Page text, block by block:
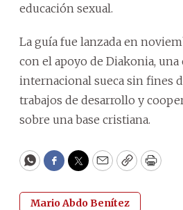
educación sexual.
La guía fue lanzada en
con el apoyo de Diakonia,
internacional sueca sin fines
trabajos de desarrollo y
sobre una base cristiana.
WhatsApp
Facebook
Twitter
EmailCopyPrint
Mario Abdo Benítez